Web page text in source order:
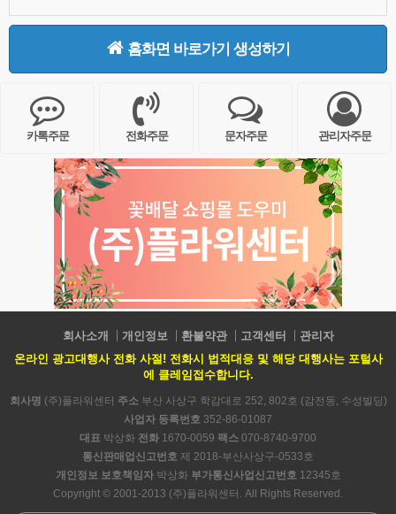
홈화면 바로가기 생성하기
카톡주문 전화주문 문자주문 관리자주문
회사소개 개인정보 환불약관 고객센터
관리자
온라인 광고대행사 전화 사절! 전화시 법적대응 및 해당 대행사는 포털사
에 클레임접수합니다.
회사명 (주)플라워센터 주소 부산 사상구 학감대로 252, 802호 (감전동, 수성빌딩)
사업자 등록번호 352-86-01087
대표 박상화 전화 1670-0059 팩스 070-8740-9700
통신판매업신고번호 제 2018-부산사상구-0533호
개인정보 보호책임자박상화 부가통신사업신고번호 12345호
Copyright © 2001-2013 (주)플라워센터. All Rights Reserved.